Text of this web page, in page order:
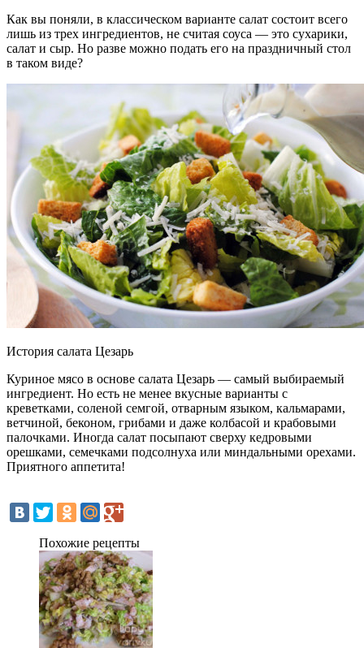
Как вы поняли, в классическом варианте салат состоит всего
лишь из трех ингредиентов, не считая соуса — это сухарики,
салат и сыр. Но разве можно подать его на праздничный стол
в таком виде?
История салата Цезарь
Куриное мясо в основе салата Цезарь — самый выбираемый
ингредиент. Но есть не менее вкусные варианты с
креветками, соленой семгой, отварным языком, кальмарами,
ветчиной, беконом, грибами и даже колбасой и крабовыми
палочками. Иногда салат посыпают сверху кедровыми
орешками, семечками подсолнуха или миндальными орехами.
Приятного аппетита!
Похожие рецепты